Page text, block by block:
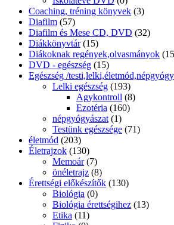
Coaching, tréning könyvek (3)
Diafilm (57)
Diafilm és Mese CD, DVD (32)
Diákkönyvtár (15)
Diákoknak regények,olvasmányok
DVD - egészség (15)
Egészség /
Lelki egészség (193)
Agykontroll (8)
Ezotéria (160)
népgyógyászat (1)
Testünk egészsége (71)
életmód (203)
Életrajzok (130)
Memoár (7)
önéletrajz (8)
Érettségi előkészítők (130)
Biológia (0)
Biológia érettségihez (13)
Etika (11)